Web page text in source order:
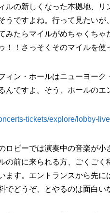
ルの新しくなった本拠地、
うですよね。行って見たい
みたらマイルがめちゃくち
！！さっそくそのマイルを使
ィン・ホールはニューヨー
んですよ。そう、ホールのエ
tickets/explore/lobby-
ロビーでは演奏中の音楽が
の前に来られる方、ごくご
ます。エントランスから先に
でどうぞ、とやるのは面白い